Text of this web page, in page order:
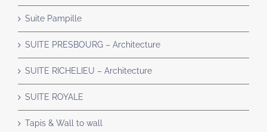
Suite Pampille
SUITE PRESBOURG – Architecture
SUITE RICHELIEU – Architecture
SUITE ROYALE
Tapis & Wall to wall